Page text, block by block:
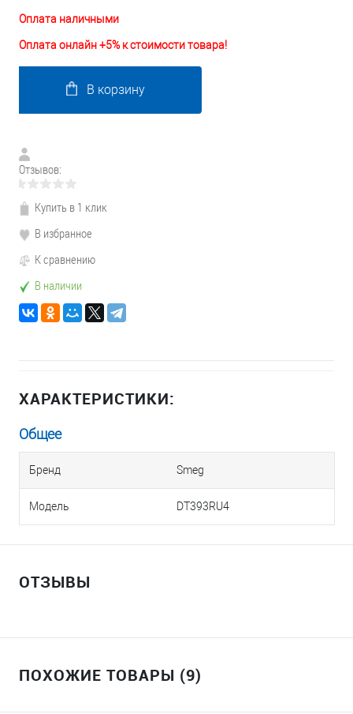
Оплата наличными
Оплата онлайн +5% к стоимости товара!
В корзину
Отзывов:
Купить в 1 клик
В избранное
К сравнению
В наличии
ХАРАКТЕРИСТИКИ:
Общее
Бренд Smeg
Модель DT393RU4
ОТЗЫВЫ
ПОХОЖИЕ ТОВАРЫ (9)